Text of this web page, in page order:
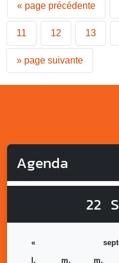
« page précédente
11 12 13
» page suivante
Agenda
22
«
l.
m. m.